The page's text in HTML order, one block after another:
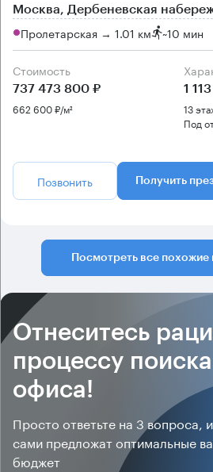
Москва, Дербеневская
Пролетарская → 1.01 км ~10 мин
Стоимость
737 473 800 ₽
662 600 ₽/м²
1
13
Под
Позвонить Получить
Посмотреть все
Отнеситесь
процессу
офиса!
Просто ответьте на 3 вопроса,
сами предложат оптимальные
бюджет